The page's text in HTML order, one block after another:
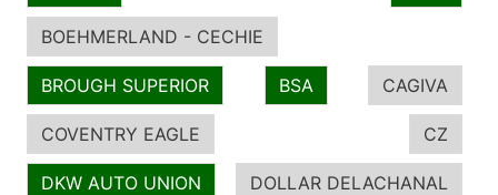
BOEHMERLAND - CECHIE
BROUGH SUPERIOR BSA CAGIVA
COVENTRY EAGLE CZ
DKW AUTO UNION DOLLAR DELACHANAL